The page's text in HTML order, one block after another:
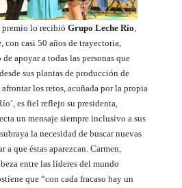
premio lo recibióGrupo Leche Río,
con casi 50 años de trayectoria,
apoyar a todas las personas que
sus plantas de producción de
los retos, acuñada por la propia
es fiel reflejo su presidenta,
un mensaje siempre inclusivo a sus
la necesidad de buscar nuevas
a que éstas aparezcan. Carmen,
entre las líderes del mundo
que “con cada fracaso hay un